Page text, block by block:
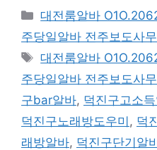
카
테
리
대전룸알바
주당일알바 전주보도사
태
그
대전룸알바
주당일알바 전주보도사
구bar알바, 덕진구고소
덕진구노래방도우미 , 덕
래방알바, 덕진구단기알